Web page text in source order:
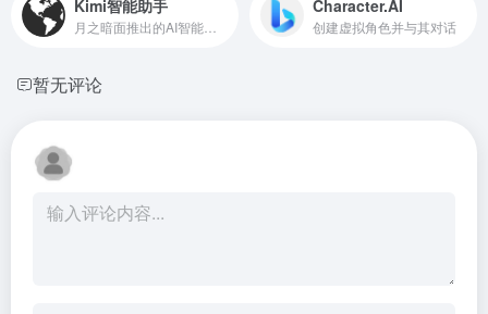
Kimi智能助手 Character.AI
创建虚拟角色并与其对话
暂无评论